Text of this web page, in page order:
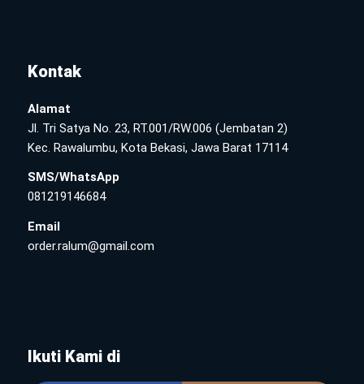
Kontak
Alamat
Jl. Tri Satya No. 23, RT.001/RW.006 (Jembatan 2)
Kec. Rawalumbu, Kota Bekasi, Jawa Barat 17114
SMS/WhatsApp
081219146684
Email
order.ralum@gmail.com
Ikuti Kami di